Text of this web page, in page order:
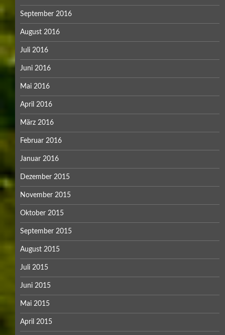
September 2016
August 2016
Juli 2016
Juni 2016
Mai 2016
April 2016
März 2016
Februar 2016
Januar 2016
Dezember 2015
November 2015
Oktober 2015
September 2015
August 2015
Juli 2015
Juni 2015
Mai 2015
April 2015